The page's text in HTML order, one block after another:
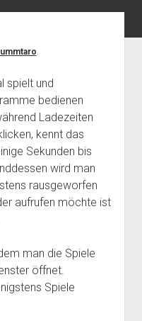
.
spielt und
bedienen
Ladezeiten
kennt das
Sekunden bis
wird man
rausgeworfen
aufrufen möchte ist
man die Spiele
öffnet.
Spiele